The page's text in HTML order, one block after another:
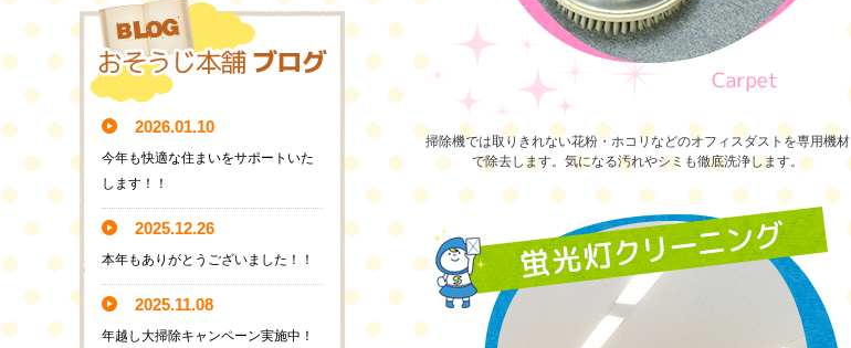
掃除機では取りきれない花粉・ホコリなどのオフィスダストを専用機材
で除去します。気になる汚れやシミも徹底洗浄します。
2026.01.10
今年も快適な住まいをサポートいた
します！！
2025.12.26
本年もありがとうございました！！
2025.11.08
年越し大掃除キャンペーン実施中！